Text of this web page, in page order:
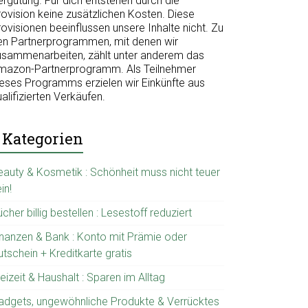
keine zusätzlichen Kosten. Diese
beeinflussen unsere Inhalte nicht. Zu
Partnerprogrammen, mit denen wir
zählt unter anderem das
Partnerprogramm. Als Teilnehmer
Programms erzielen wir Einkünfte aus
Verkäufen.
Kategorien
& Kosmetik : Schönheit muss nicht teuer
billig bestellen : Lesestoff reduziert
& Bank : Konto mit Prämie oder
+ Kreditkarte gratis
& Haushalt : Sparen im Alltag
ungewöhnliche Produkte & Verrücktes